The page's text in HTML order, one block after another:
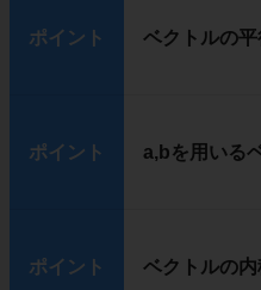
ポイント ベクトルの
ポイント a,bを用いる
ポイント ベクトルの内